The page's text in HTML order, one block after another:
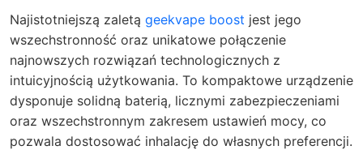
Najistotniejszą zaletą geekvape boost jest jego
wszechstronność oraz unikatowe połączenie
najnowszych rozwiązań technologicznych z
intuicyjnością użytkowania. To kompaktowe urządzenie
dysponuje solidną baterią, licznymi zabezpieczeniami
oraz wszechstronnym zakresem ustawień mocy, co
pozwala dostosować inhalację do własnych preferencji.